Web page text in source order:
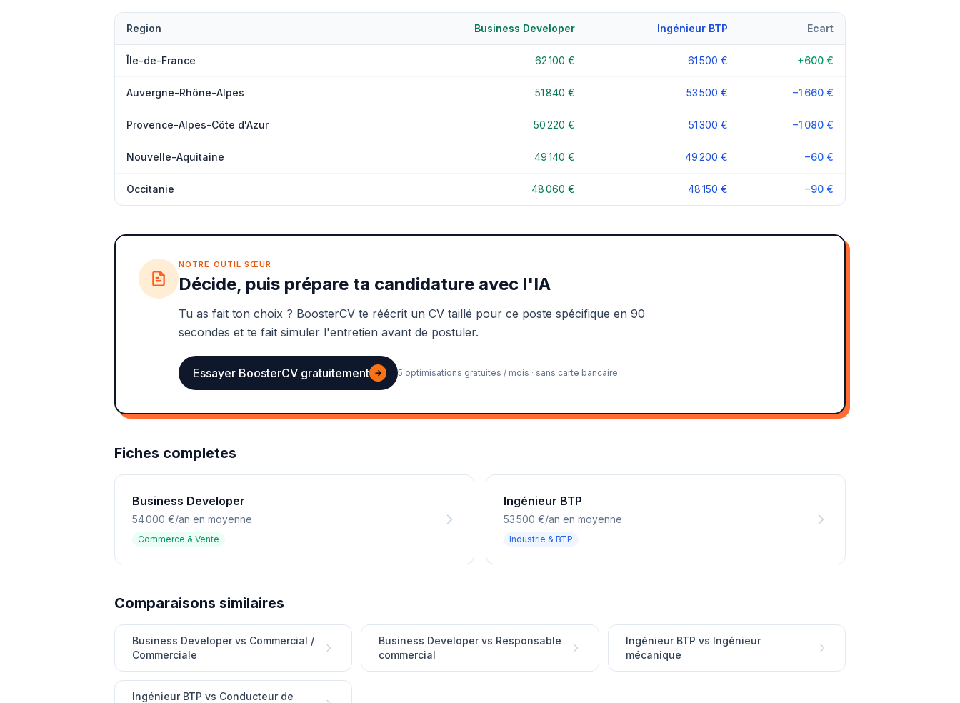
Region Business Developer Ingénieur BTP Ecart
Île-de-France 62 100 € 61 500 € +600 €
Auvergne-Rhône-Alpes 51 840 € 53 500 € −1 660 €
Provence-Alpes-Côte d'Azur 50 220 € 51 300 € −1 080 €
Nouvelle-Aquitaine 49 140 € 49 200 € −60 €
Occitanie 48 060 € 48 150 € −90 €
NOTRE OUTIL SŒUR
Décide, puis prépare ta candidature avec l'IA
Tu as fait ton choix ? BoosterCV te réécrit un CV taillé pour ce poste spécifique en 90
secondes et te fait simuler l'entretien avant de postuler.
Essayer BoosterCV gratuitement → 5 optimisations gratuites / mois · sans carte bancaire
Fiches completes
Business Developer
54 000 €/an en moyenne
Commerce & Vente
Ingénieur BTP
53 500 €/an en moyenne
Industrie & BTP
Comparaisons similaires
Business Developer vs Commercial /
Commerciale
Business Developer vs Responsable
commercial
Ingénieur BTP vs Ingénieur
mécanique
Ingénieur BTP vs Conducteur de